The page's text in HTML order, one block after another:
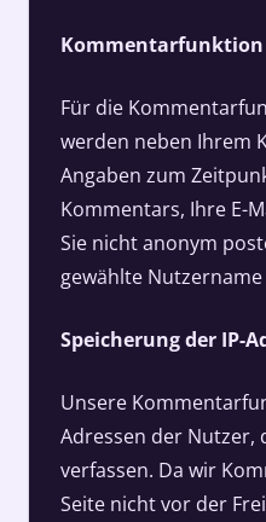
Kommentarfunktion
Für die
werden neben Ihrem
Angaben zum
Kommentars, Ihre E-
Sie nicht anonym
gewählte
Speicherung der IP-
Unsere
Adressen der Nutzer,
verfassen. Da wir
Seite nicht vor der